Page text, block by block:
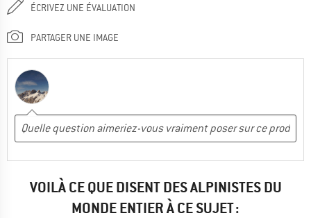
ÉCRIVEZ UNE ÉVALUATION
PARTAGER UNE IMAGE
VOILÀ CE QUE DISENT DES ALPINISTES DU
MONDE ENTIER À CE SUJET :